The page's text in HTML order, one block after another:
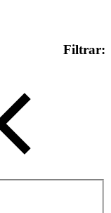
Filtrar: